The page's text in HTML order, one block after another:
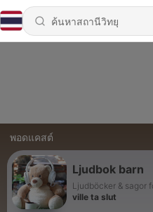
พอดแคสต์
Ljudbok barn
Ljudböcker & sagor
ville ta slut